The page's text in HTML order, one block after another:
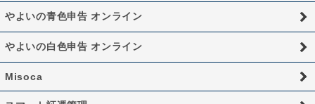
やよいの青色申告 オンライン
やよいの白色申告 オンライン
Misoca